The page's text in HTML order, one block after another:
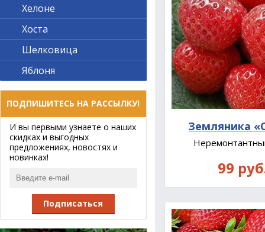
Земляника
99
Хелоне
Хоста
Шелковица
Яблоня
ПОДПИШИТЕСЬ НА РАССЫЛКУ!
И вы первыми узнаете о наших
скидках и выгодных
предложениях, новостях и
новинках!
Подписаться